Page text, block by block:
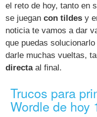
el reto de hoy, tanto en
se juegancon tildes y
noticia te vamos a dar
que puedas
darle muchas vueltas,
directaal final.
Trucos para
Wordle de hoy